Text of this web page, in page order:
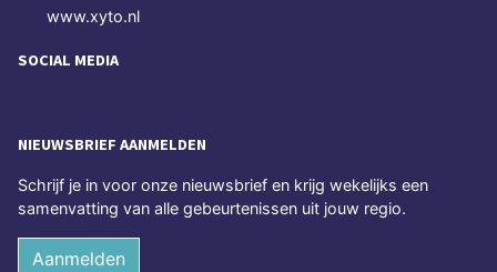
www.xyto.nl
SOCIAL MEDIA
NIEUWSBRIEF AANMELDEN
Schrijf je in voor onze nieuwsbrief en krijg wekelijks een
samenvatting van alle gebeurtenissen uit jouw regio.
Aanmelden